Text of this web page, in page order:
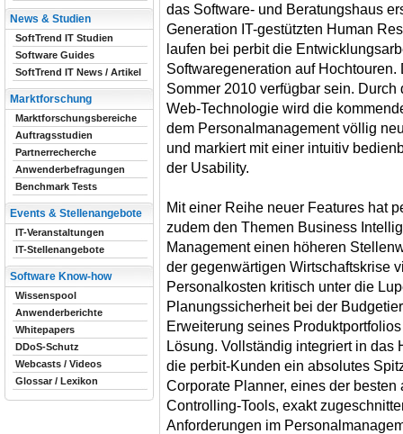
das Software- und Beratungshaus
Generation IT-gestützten Human
laufen bei perbit die
Softwaregeneration auf
Sommer 2010 verfügbar sein.
Web-Technologie wird die
dem Personalmanagement völlig
und markiert mit einer intuitiv
der Usability.
Mit einer Reihe neuer Features hat
zudem den Themen Business
Management einen höheren
der gegenwärtigen Wirtschaftskrise
Personalkosten kritisch unter die
Planungssicherheit bei der
Erweiterung seines
Lösung. Vollständig integriert in das
die perbit-Kunden ein absolutes
Corporate Planner, eines der besten
Controlling-Tools, exakt
Anforderungen im
News & Studien
SoftTrend IT Studien
Software Guides
SoftTrend IT News / Artikel
Marktforschung
Marktforschungsbereiche
Auftragsstudien
Partnerrecherche
Anwenderbefragungen
Benchmark Tests
Events & Stellenangebote
IT-Veranstaltungen
IT-Stellenangebote
Software Know-how
Wissenspool
Anwenderberichte
Whitepapers
DDoS-Schutz
Webcasts / Videos
Glossar / Lexikon